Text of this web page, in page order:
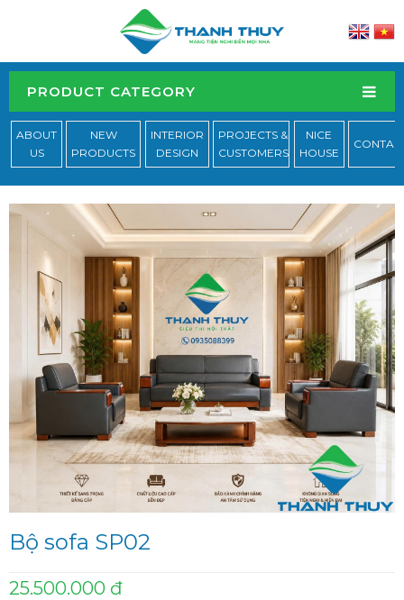
PRODUCT CATEGORY
ABOUT
US
NEW
PRODUCTS
INTERIOR
DESIGN
PROJECTS &
CUSTOMERS
NICE
HOUSE
Bộ sofa SP02
25.500.000 đ